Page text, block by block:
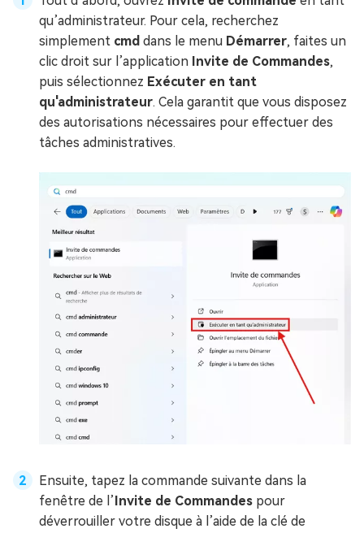
qu’administrateur. Pour cela, recherchez
simplement cmd dans le menu Démarrer, faites un
clic droit sur l’application Invite de Commandes,
puis sélectionnez Exécuter en tant
qu'administrateur. Cela garantit que vous disposez
des autorisations nécessaires pour effectuer des
tâches administratives.
Ensuite, tapez la commande suivante dans la
fenêtre de l’ Invite de Commandes pour
déverrouiller votre disque à l’aide de la clé de